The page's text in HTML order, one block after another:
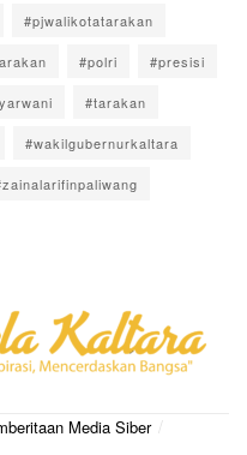
#pjwalikotatarakan
#polri #presisi
#tarakan
#wakilgubernurkaltara
Media Siber